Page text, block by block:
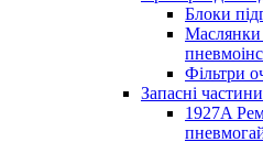
Блоки
Маслянки
Фільтри
Запасні
1927A